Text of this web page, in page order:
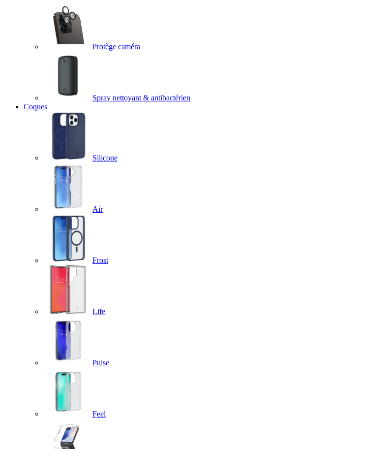
Protège caméra
Spray nettoyant & antibactérien
Coques
Silicone
Air
Frost
Life
Pulse
Feel